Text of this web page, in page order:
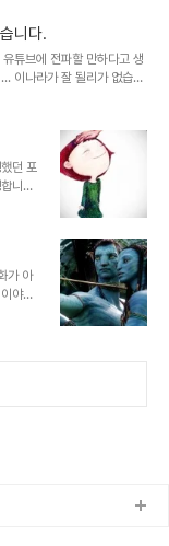
알게
그건
짐은
... 그래
도
니다.
튜브에 전파할 만하다고 생
이나라가 잘 될리가 없습니
성해야 한다는 것을 상기할
다.하지만, 이미 많은 사람들
작한 것 같기는 합니다. 그
습니다. 거짓말을 잘한다는
생각과 ..
던 포
니다.
칭찬
송
하지
니다.
라면,
마무
가 아
야기
억의
용과